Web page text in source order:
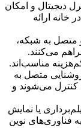
دیجیتال و امکان
خانه ارائه
متصل به شبکه،
می‌کنند.
مناسب‌اند.
متصل به
می‌شوند و
یا نمایش
فناوری‌های نوین